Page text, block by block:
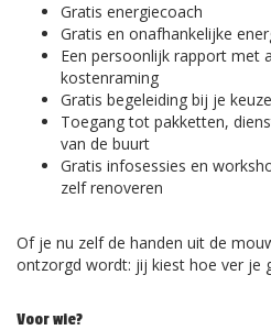
Gratis energiecoach
Gratis en onafhankelijke
Een persoonlijk rapport met
kostenraming
Gratis begeleiding bij je
Toegang tot pakketten,
van de buurt
Gratis infosessies en
zelf renoveren
Of je nu zelf de handen uit de
ontzorgd wordt: jij kiest hoe ver je
Voor wie?